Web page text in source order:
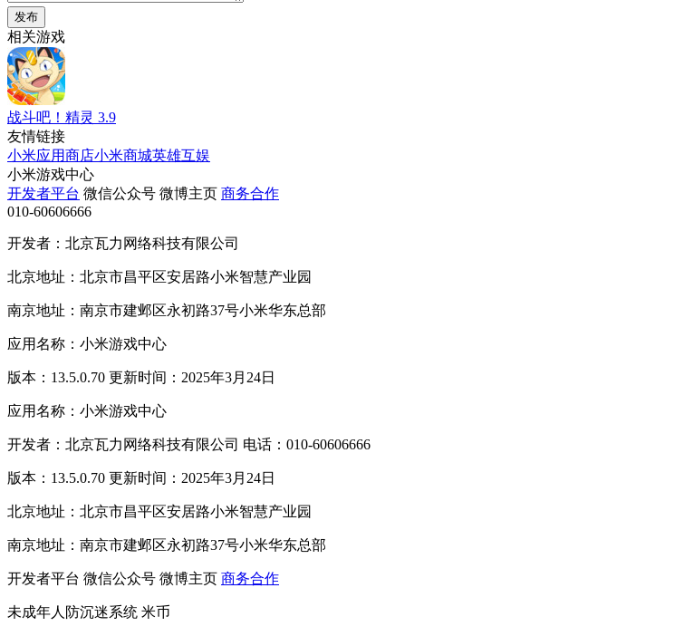
发布
相关游戏
战斗吧！精灵 3.9
友情链接
小米应用商店小米商城英雄互娱
小米游戏中心
开发者平台 微信公众号 微博主页 商务合作
010-60606666
开发者：北京瓦力网络科技有限公司
北京地址：北京市昌平区安居路小米智慧产业园
南京地址：南京市建邺区永初路37号小米华东总部
应用名称：小米游戏中心
版本：13.5.0.70 更新时间：2025年3月24日
应用名称：小米游戏中心
开发者：北京瓦力网络科技有限公司 电话：010-60606666
版本：13.5.0.70 更新时间：2025年3月24日
北京地址：北京市昌平区安居路小米智慧产业园
南京地址：南京市建邺区永初路37号小米华东总部
开发者平台 微信公众号 微博主页 商务合作
未成年人防沉迷系统 米币